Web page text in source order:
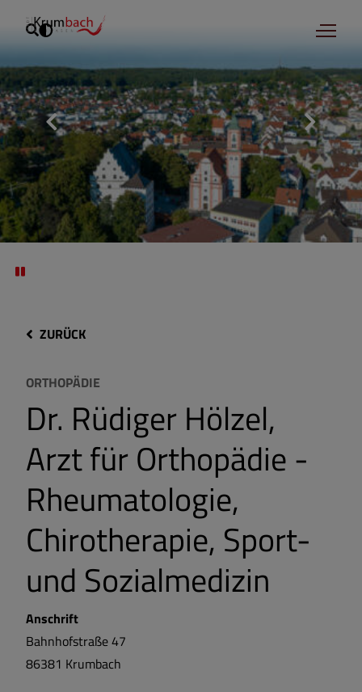
ZURÜCK
ORTHOPÄDIE
Dr. Rüdiger Hölzel,
Arzt für Orthopädie -
Rheumatologie,
Chirotherapie, Sport-
und Sozialmedizin
Anschrift
Bahnhofstraße 47
86381 Krumbach